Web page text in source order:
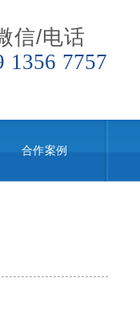
信/电话
1356 7757
合作案例